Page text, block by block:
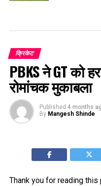
क्रिकेट
PBKS ने GT को
रोमांचक मुकाबला
Published 4 months
By Mangesh Shinde
Thank you for reading